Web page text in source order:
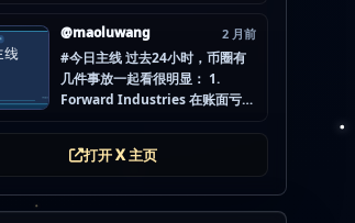
后续节奏想清楚。 现在做空投最
怕的不是没项目，而是一下全
开，最后一条都没做扎实。
mao.lu/today-airdrop-
selecti… #空投项目 #...
@maoluwang 2 月前
#今日主线 过去24小时，币圈有
几件事放一起看很明显： 1.
Forward Industries 在账面亏损
非法赌博行为 3. 加密亿万富翁继
打开 X 主页